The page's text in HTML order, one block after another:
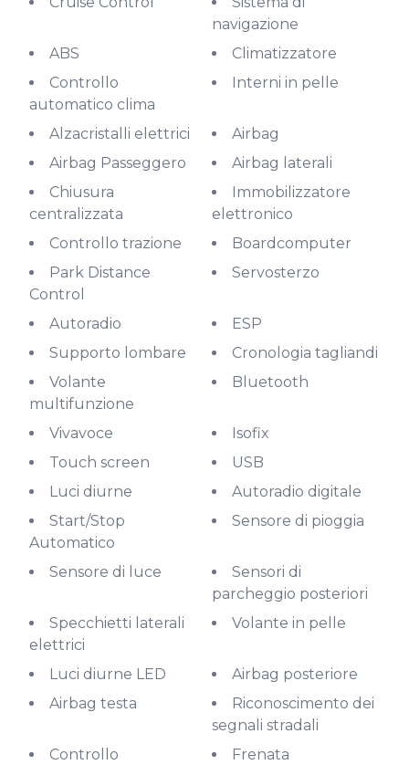
navigazione
ABS
Climatizzatore
Controllo
automatico clima
Interni in pelle
Alzacristalli elettrici
Airbag
Airbag Passeggero
Airbag laterali
Chiusura
centralizzata
Immobilizzatore
elettronico
Controllo trazione
Boardcomputer
Park Distance
Control
Servosterzo
Autoradio
ESP
Supporto lombare
Cronologia tagliandi
Volante
multifunzione
Bluetooth
Vivavoce
Isofix
Touch screen
USB
Luci diurne
Autoradio digitale
Start/Stop
Automatico
Sensore di pioggia
Sensore di luce
Sensori di
parcheggio posteriori
Specchietti laterali
elettrici
Volante in pelle
Luci diurne LED
Airbag posteriore
Airbag testa
Riconoscimento dei
segnali stradali
Controllo
Frenata